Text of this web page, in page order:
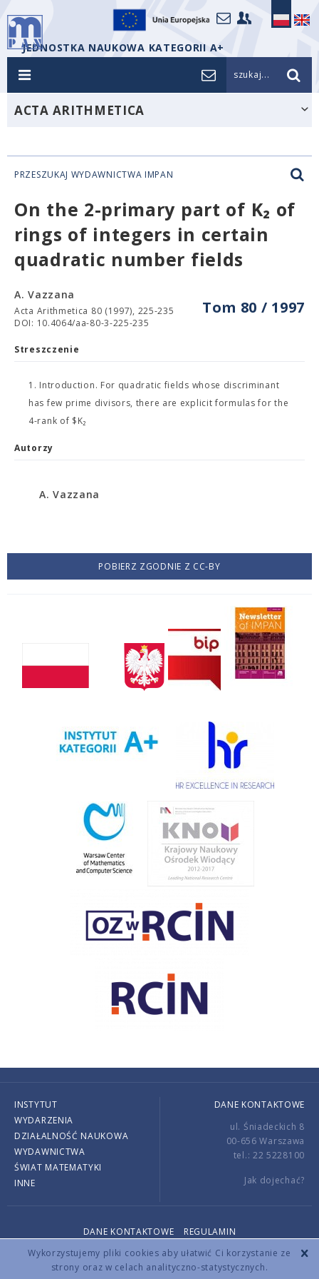
Wykorzystujemy pliki cookies aby ułatwić Ci korzystanie ze
strony oraz w celach analityczno-statystycznych.
JEDNOSTKA NAUKOWA KATEGORII A+
szukaj...
ACTA ARITHMETICA
PRZESZUKAJ WYDAWNICTWA IMPAN
On the 2-primary part of K₂ of
rings of integers in certain
quadratic number fields
Tom 80 / 1997
A. Vazzana
Acta Arithmetica 80 (1997), 225-235
DOI: 10.4064/aa-80-3-225-235
Streszczenie
1. Introduction. For quadratic fields whose discriminant
has few prime divisors, there are explicit formulas for the
4-rank of $K₂
Autorzy
A. Vazzana
POBIERZ ZGODNIE Z CC-BY
INSTYTUT
WYDARZENIA
DZIAŁALNOŚĆ NAUKOWA
WYDAWNICTWA
ŚWIAT MATEMATYKI
INNE
DANE KONTAKTOWE
ul. Śniadeckich 8
00-656 Warszawa
tel.: 22 5228100
Jak dojechać?
DANE KONTAKTOWE
REGULAMIN
Copyright © 2026 by IMPAN. All rights reserved.